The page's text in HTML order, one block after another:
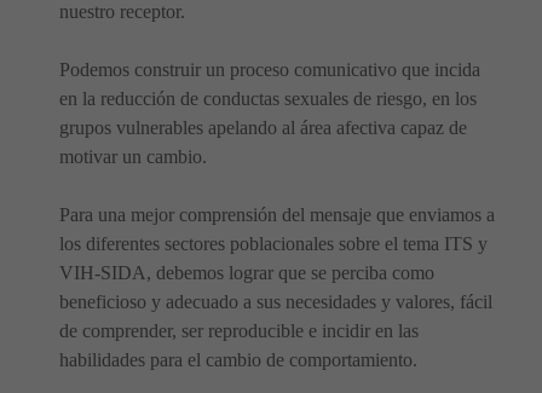
nuestro receptor.
Podemos construir un proceso comunicativo que incida
en la reducción de conductas sexuales de riesgo, en los
grupos vulnerables apelando al área afectiva capaz de
motivar un cambio.
Para una mejor comprensión del mensaje que enviamos a
los diferentes sectores poblacionales sobre el tema ITS y
VIH-SIDA, debemos lograr que se perciba como
beneficioso y adecuado a sus necesidades y valores, fácil
de comprender, ser reproducible e incidir en las
habilidades para el cambio de comportamiento.